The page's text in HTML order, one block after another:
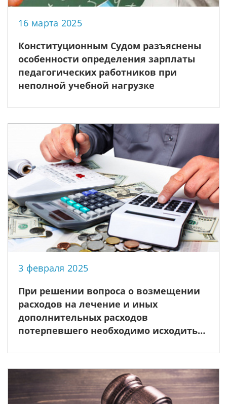
16 марта 2025
Конституционным Судом разъяснены
особенности определения зарплаты
педагогических работников при
неполной учебной нагрузке
3 февраля 2025
При решении вопроса о возмещении
расходов на лечение и иных
дополнительных расходов
потерпевшего необходимо исходить
обоснованности